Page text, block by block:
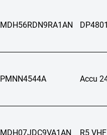
MDH56RDN9RA1AN
PMNN4544A Accu
MDH07JDC9VA1AN R5